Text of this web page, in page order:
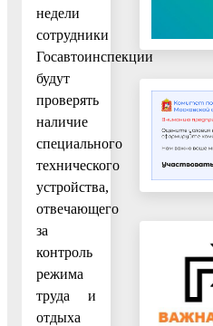
недели
сотрудники
Госавтоинспекции
будут
проверять
наличие
специального
технического
устройства,
отвечающего
за
контроль
режима
труда и
отдыха